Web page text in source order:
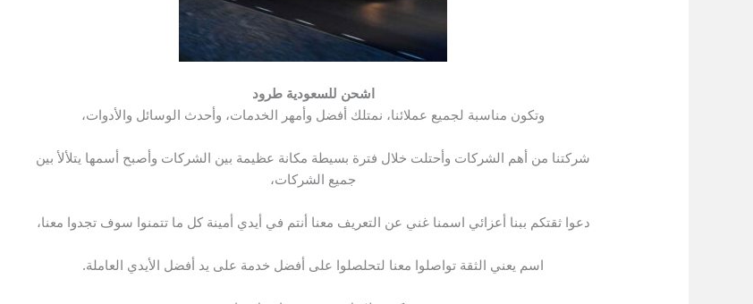
اشحن للسعودية طرود
وتكون مناسبة لجميع عملائنا، نمتلك أفضل وأمهر الخدمات، وأحدث الوسائل والأدوات،
شركتنا من أهم الشركات وأحتلت خلال فترة بسيطة مكانة عظيمة بين الشركات وأصبح أسمها يتلألأ بين
جميع الشركات،
دعوا ثقتكم ببنا أعزائي اسمنا غني عن التعريف معنا أنتم في أيدي أمينة كل ما تتمنوا سوف تجدوا معنا،
اسم يعني الثقة تواصلوا معنا لتحلصلوا على أفضل خدمة على يد أفضل الأيدي العاملة.